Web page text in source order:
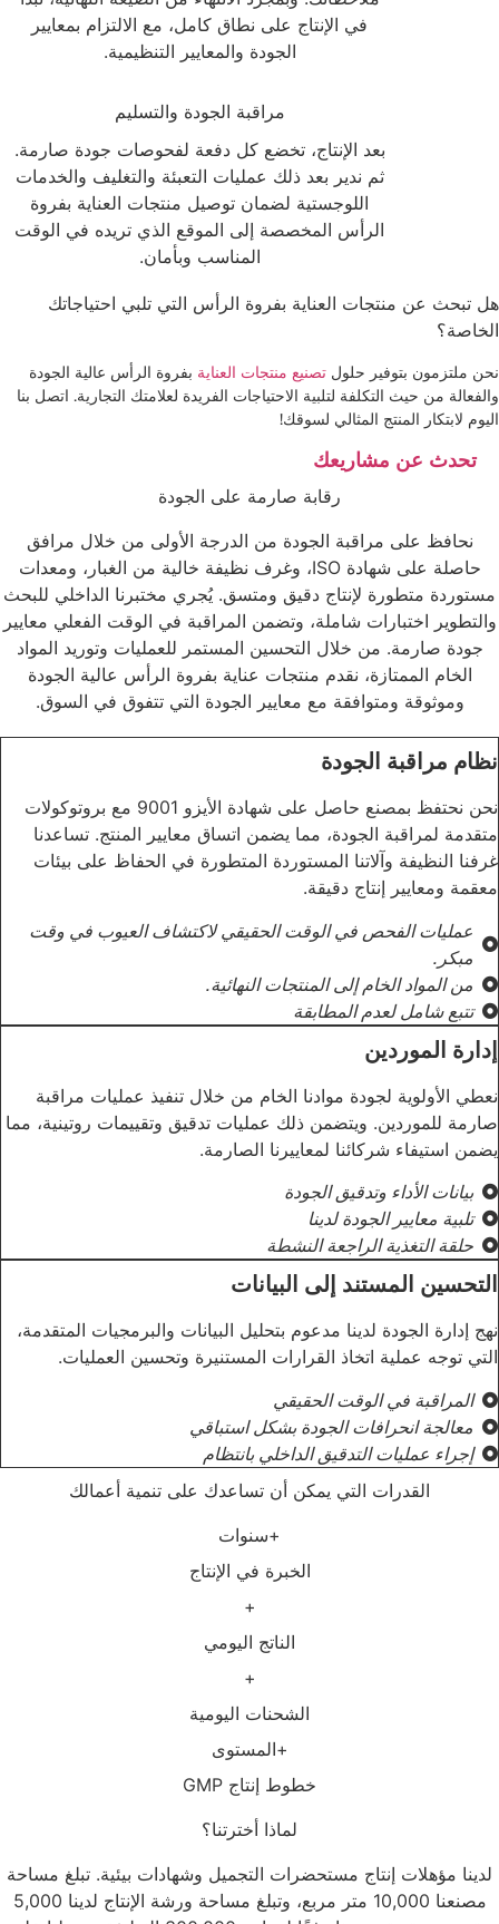
في الإنتاج على نطاق كامل، مع الالتزام بمعايير
الجودة والمعايير التنظيمية.
مراقبة الجودة والتسليم
بعد الإنتاج، تخضع كل دفعة لفحوصات جودة صارمة.
ثم ندير بعد ذلك عمليات التعبئة والتغليف والخدمات
اللوجستية لضمان توصيل منتجات العناية بفروة
الرأس المخصصة إلى الموقع الذي تريده في الوقت
المناسب وبأمان.
هل تبحث عن منتجات العناية بفروة الرأس التي تلبي احتياجاتك
الخاصة؟
نحن ملتزمون بتوفير حلول تصنيع منتجات العناية بفروة الرأس عالية الجودة
والفعالة من حيث التكلفة لتلبية الاحتياجات الفريدة لعلامتك التجارية. اتصل بنا
اليوم لابتكار المنتج المثالي لسوقك!
تحدث عن مشاريعك
رقابة صارمة على الجودة
نحافظ على مراقبة الجودة من الدرجة الأولى من خلال مرافق
حاصلة على شهادة ISO، وغرف نظيفة خالية من الغبار، ومعدات
مستوردة متطورة لإنتاج دقيق ومتسق. يُجري مختبرنا الداخلي للبحث
والتطوير اختبارات شاملة، وتضمن المراقبة في الوقت الفعلي معايير
جودة صارمة. من خلال التحسين المستمر للعمليات وتوريد المواد
الخام الممتازة، نقدم منتجات عناية بفروة الرأس عالية الجودة
وموثوقة ومتوافقة مع معايير الجودة التي تتفوق في السوق.
نظام مراقبة الجودة
نحن نحتفظ بمصنع حاصل على شهادة الأيزو 9001 مع بروتوكولات
متقدمة لمراقبة الجودة، مما يضمن اتساق معايير المنتج. تساعدنا
غرفنا النظيفة وآلاتنا المستوردة المتطورة في الحفاظ على بيئات
معقمة ومعايير إنتاج دقيقة.
عمليات الفحص في الوقت الحقيقي لاكتشاف العيوب في وقت
مبكر.
من المواد الخام إلى المنتجات النهائية.
تتبع شامل لعدم المطابقة
إدارة الموردين
نعطي الأولوية لجودة موادنا الخام من خلال تنفيذ عمليات مراقبة
صارمة للموردين. ويتضمن ذلك عمليات تدقيق وتقييمات روتينية، مما
يضمن استيفاء شركائنا لمعاييرنا الصارمة.
بيانات الأداء وتدقيق الجودة
تلبية معايير الجودة لدينا
حلقة التغذية الراجعة النشطة
التحسين المستند إلى البيانات
نهج إدارة الجودة لدينا مدعوم بتحليل البيانات والبرمجيات المتقدمة،
التي توجه عملية اتخاذ القرارات المستنيرة وتحسين العمليات.
المراقبة في الوقت الحقيقي
معالجة انحرافات الجودة بشكل استباقي
إجراء عمليات التدقيق الداخلي بانتظام
القدرات التي يمكن أن تساعدك على تنمية أعمالك
الخبرة في الإنتاج
+سنوات
الناتج اليومي
+
الشحنات اليومية
+
خطوط إنتاج GMP
+المستوى
لماذا أخترتنا؟
لدينا مؤهلات إنتاج مستحضرات التجميل وشهادات بيئية. تبلغ مساحة
مصنعنا 10,000 متر مربع، وتبلغ مساحة ورشة الإنتاج لدينا 5,000